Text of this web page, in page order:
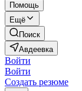
Помощь
Ещё
Поиск
Авдеевка
Войти
Войти
Создать резюме